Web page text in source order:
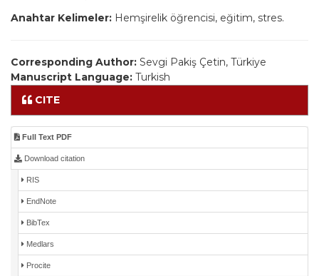
Anahtar Kelimeler: Hemşirelik öğrencisi, eğitim, stres.
Corresponding Author: Sevgi Pakiş Çetin, Türkiye
Manuscript Language: Turkish
CITE
Full Text PDF
Download citation
RIS
EndNote
BibTex
Medlars
Procite